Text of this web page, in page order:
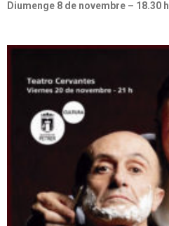
Diumenge 8 de novembre – 18.30 h